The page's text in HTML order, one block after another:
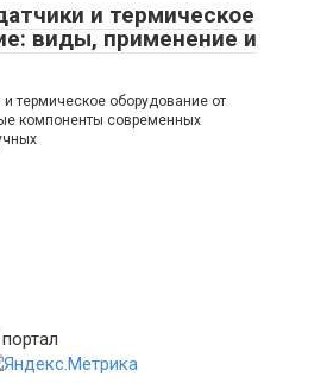
и термическое
виды, применение и
термическое оборудование от
компоненты современных